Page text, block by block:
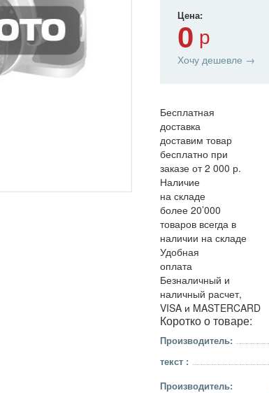
Цена:
0 р
Хочу дешевле →
Бесплатная
доставка
доставим товар
бесплатно при
заказе от 2 000 р.
Наличие
на складе
более 20’000
товаров всегда в
наличии на складе
Удобная
оплата
Безналичный и
наличный расчет,
VISA и MASTERCARD
Коротко о товаре:
Производитель:
текст :
Производитель: